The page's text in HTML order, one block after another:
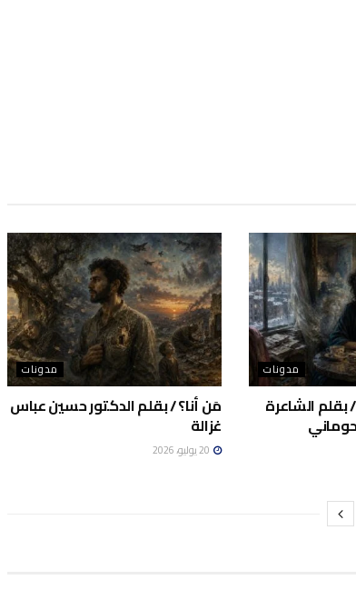
مدونات
بقلم الشاعرة
مدونات
مَن أنا؟ / بقلم الدكتور حسين عباس
غزالة